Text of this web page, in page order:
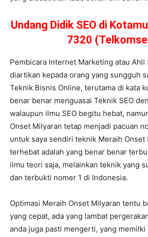
Undang Didik SEO di
7320
Pembicara Internet Marketing atau Ahli
diartikan kepada orang yang sungguh
Teknik Bisnis Online, terutama di kata
benar benar menguasai Teknik SEO
walaupun ilmu SEO begitu hebat,
Onset Milyaran tetap menjadi pacuan
untuk saya sendiri teknik Meraih Onset
terhebat adalah yang benar benar
ilmu teori saja, melainkan teknik yang
dan terbukti nomer 1 di Indonesia.
Optimasi Meraih Onset Milyaran tentu
yang cepat, ada yang lambat
anda juga pasti mengerti, yang